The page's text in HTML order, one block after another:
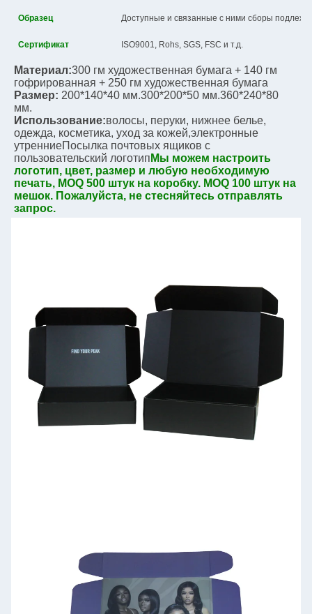
Образец Доступные и связанные с ними сборы
Сертификат ISO9001, Rohs, SGS, FSC и т.д.
Материал:300 гм художественная бумага + 140 гм
гофрированная + 250 гм художественная бумага
Размер: 200*140*40 мм.300*200*50 мм.360*240*80
мм.
Использование:волосы, перуки, нижнее белье,
одежда, косметика, уход за кожей,электронные
утренниеПосылка почтовых ящиков с
пользовательский логотип Мы можем настроить
логотип, цвет, размер и любую необходимую
печать, MOQ 500 штук на коробку. MOQ 100 штук на
мешок. Пожалуйста, не стесняйтесь отправлять
запрос.